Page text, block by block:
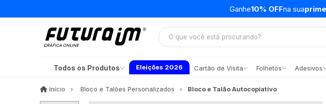
Ganhe10% OFFna sua
Todos os Produtos Eleições 2026 Cartão de Visita Folhetos Adesivos
Início InícioBloco e Talões Personalizados Bloco e Talão Autocopiativo